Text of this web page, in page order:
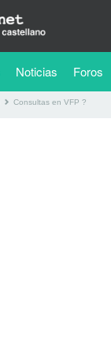
(current)
Noticias Foros
Consultas en VFP ?